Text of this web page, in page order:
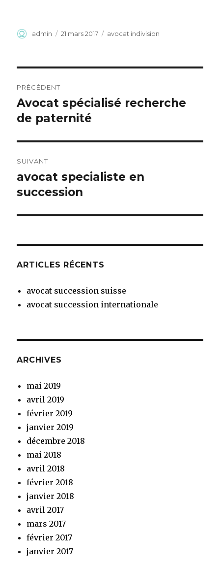
Auteur
admin
Publié
21 mars 2017 Catégories
avocat indivision
de
l’article
PRÉCÉDENT
Article
précédent :
Avocat spécialisé recherche
de paternité
SUIVANT
Article
suivant :
avocat specialiste en
succession
ARTICLES RÉCENTS
avocat succession suisse
avocat succession internationale
ARCHIVES
mai 2019
avril 2019
février 2019
janvier 2019
décembre 2018
mai 2018
avril 2018
février 2018
janvier 2018
avril 2017
mars 2017
février 2017
janvier 2017